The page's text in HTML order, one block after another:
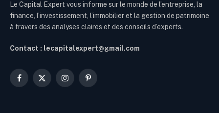
Le Capital Expert vous informe sur le monde de l’entreprise, la
finance, l’investissement, l’immobilier et la gestion de patrimoine
à travers des analyses claires et des conseils d’experts.
Contact : lecapitalexpert@gmail.com
Facebook
X
InstagramPinterest